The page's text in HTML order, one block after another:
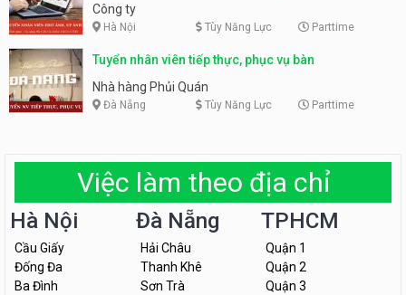
Công ty
Hà Nội Tùy Năng Lực Parttime
Tuyển nhân viên tiếp thực, phục vụ bàn
Nhà hàng Phủi Quán
Đà Nẵng Tùy Năng Lực Parttime
Việc làm theo địa chỉ
Hà Nội
Cầu Giấy
Đống Đa
Ba Đình
Đà Nẵng
Hải Châu
Thanh Khê
Sơn Trà
TPHCM
Quận 1
Quận 2
Quận 3